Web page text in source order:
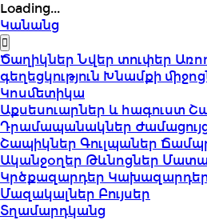
Loading...
Կանանց
ԾաղիկներՆվեր տուփեր
գեղեցկություն Խնամքի
Կոսմետիկա
Աքսեսուարներ և հագուստ
Դրամապանակներ
Շապիկներ Գուլպաներ
Ականջօղեր Թևնոցներ
Կրծքազարդեր
Մազակալներ Բույսեր
Տղամարդկանց